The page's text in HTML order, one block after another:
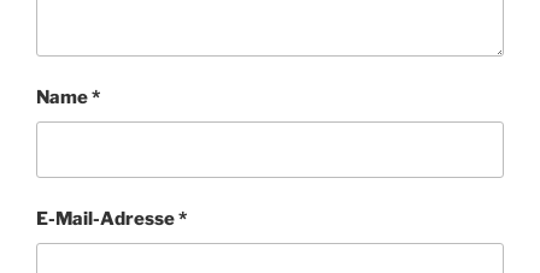
Name*
E-Mail-Adresse*